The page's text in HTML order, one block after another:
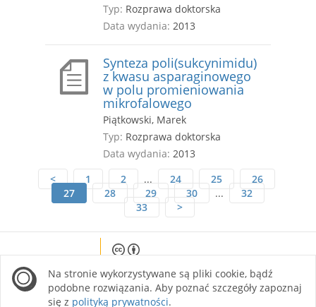
Typ: Rozprawa doktorska
Data wydania: 2013
Synteza poli(sukcynimidu)
z kwasu asparaginowego
w polu promieniowania
mikrofalowego
Piątkowski, Marek
Typ: Rozprawa doktorska
Data wydania: 2013
<
1 2 ... 24 25
26
27
28 29 30 ...
32
33
>
site is licensed under a Creative Commons
Attribution 4.0 International license.
Na stronie wykorzystywane są pliki cookie, bądź
podobne rozwiązania. Aby poznać szczegóły zapoznaj
się z polityką prywatności.